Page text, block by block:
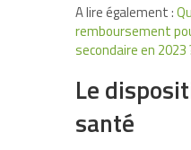
A lire également :
remboursement
secondaire en 2023
Le
santé